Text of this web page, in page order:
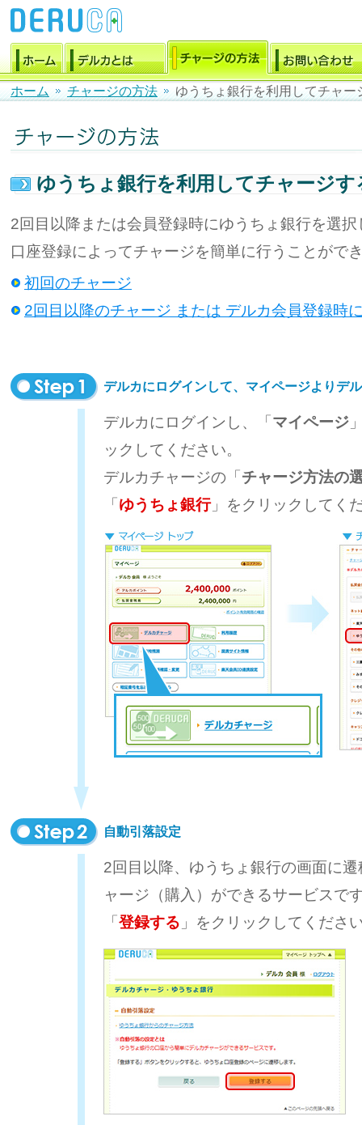
ホーム チャージの方法 ゆうちょ銀行を利用してチャー
ゆうちょ銀行を利用してチャージす
2回目以降または会員登録時にゆうちょ銀行を選択
口座登録によってチャージを簡単に行うことがで
初回のチャージ
2回目以降のチャージ または デルカ会員登録時
デルカにログインして、マイページよりデ
デルカにログインし、「 マイページ
ックしてください。
デルカチャージの「 チャージ方法の
「 ゆうちょ銀行」をクリックしてく
自動引落設定
2回目以降、ゆうちょ銀行の画面に
ャージ（購入）ができるサービスで
「 登録する 」をクリックしてくださ